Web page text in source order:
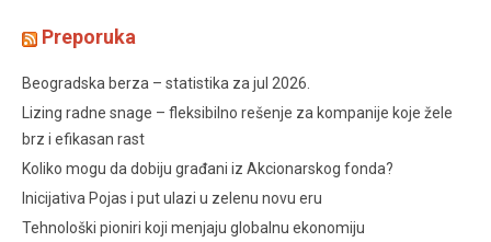
Preporuka
Beogradska berza – statistika za jul 2026.
Lizing radne snage – fleksibilno rešenje za kompanije koje žele
brz i efikasan rast
Koliko mogu da dobiju građani iz Akcionarskog fonda?
Inicijativa Pojas i put ulazi u zelenu novu eru
Tehnološki pioniri koji menjaju globalnu ekonomiju